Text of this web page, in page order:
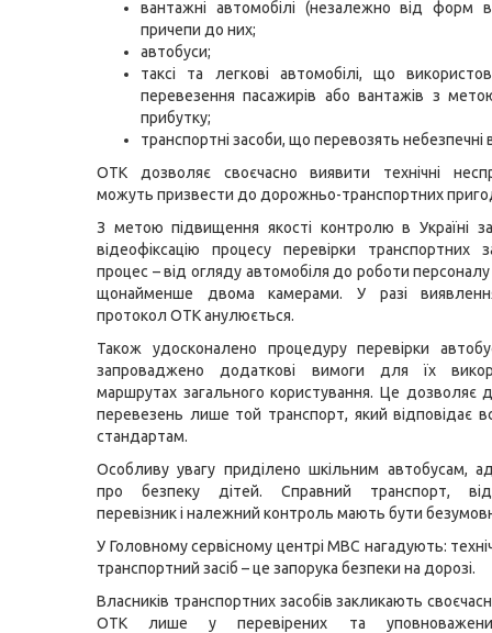
вантажні автомобілі (незалежно від форм
причепи до них;
автобуси;
таксі та легкові автомобілі, що
перевезення пасажирів або вантажів з
прибутку;
транспортні засоби, що перевозять небезпечні
ОТК дозволяє своєчасно виявити технічні
можуть призвести до дорожньо-транспортних
З метою підвищення якості контролю в Україні
відеофіксацію процесу перевірки транспортних
процес – від огляду автомобіля до роботи персоналу
щонайменше двома камерами. У разі
протокол ОТК анулюється.
Також удосконалено процедуру перевірки
запроваджено додаткові вимоги для їх
маршрутах загального користування. Це дозволяє
перевезень лише той транспорт, який відповідає
стандартам.
Особливу увагу приділено шкільним автобусам,
про безпеку дітей. Справний транспорт,
перевізник і належний контроль мають бути
У Головному сервісному центрі МВС нагадують:
транспортний засіб – це запорука безпеки на дорозі.
Власників транспортних засобів закликають
ОТК лише у перевірених та уповноважених